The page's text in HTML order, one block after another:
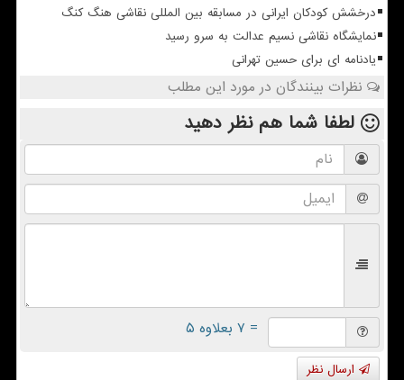
درخشش کودکان ایرانی در مسابقه بین المللی نقاشی هنگ کنگ
نمایشگاه نقاشی نسیم عدالت به سرو رسید
یادنامه ای برای حسین تهرانی
نظرات بینندگان در مورد این مطلب
لطفا شما همنظر دهید
= ۷ بعلاوه ۵
ارسال نظر